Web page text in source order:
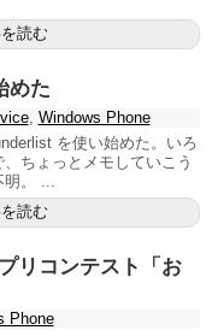
読む
めた
, Windows Phone
を使い始めた。いろ
ちょっとメモしていこう
明。 ...
読む
リコンテスト「お
Phone